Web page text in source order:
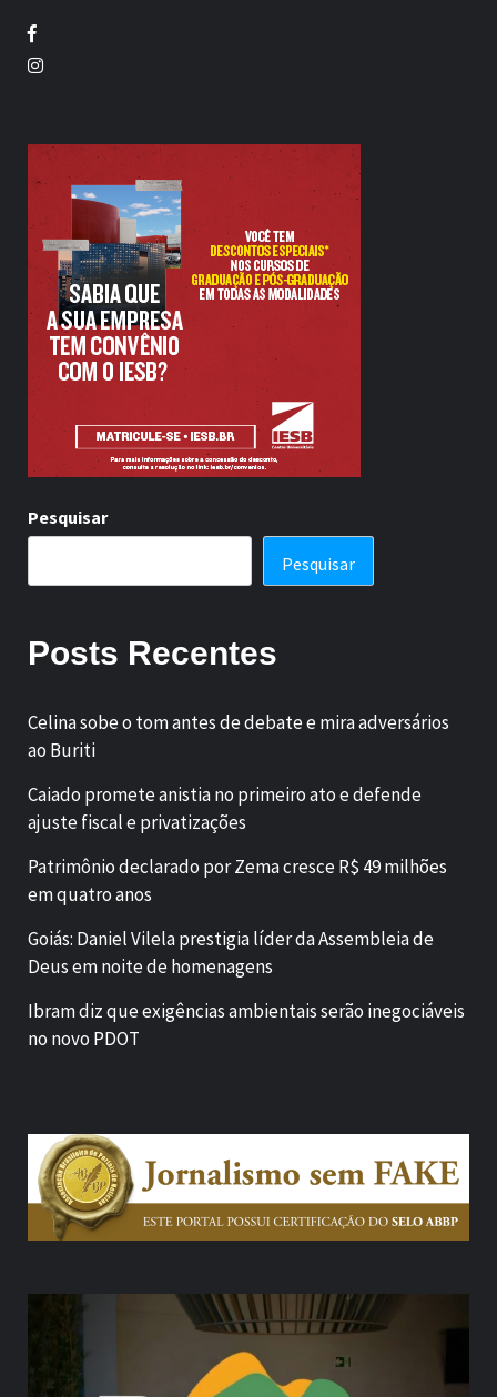
Facebook
Twitter
Pesquisar
Pesquisar
Posts Recentes
Celina sobe o tom antes de debate e mira adversários
ao Buriti
Caiado promete anistia no primeiro ato e defende
ajuste fiscal e privatizações
Patrimônio declarado por Zema cresce R$ 49 milhões
em quatro anos
Goiás: Daniel Vilela prestigia líder da Assembleia de
Deus em noite de homenagens
Ibram diz que exigências ambientais serão inegociáveis
no novo PDOT